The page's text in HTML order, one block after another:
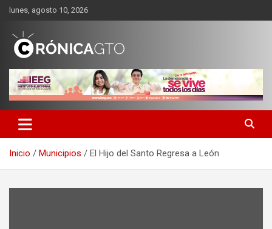
Saltar
contenido
lunes, agosto 10, 2026
CRONICA GUANAJUATO
Inicio Municipios El Hijo del Santo Regresa a León